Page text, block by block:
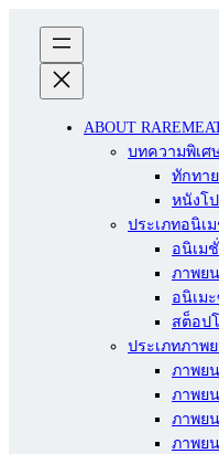
ABOUT
บทความพิเศ
ทักทา
หนังโ
ประเภทอนิเ
อนิเม
ภาพย
อนิเม
สต็อป
ประเภทภาพ
ภาพย
ภาพย
ภาพย
ภาพย